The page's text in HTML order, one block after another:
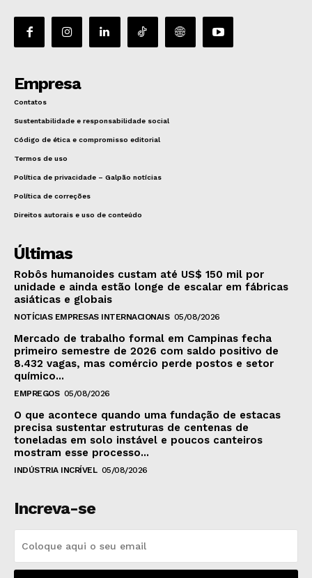
Empresa
Contatos
Sustentabilidade e responsabilidade social
Código de ética e compromisso editorial
Termos de uso
Política de privacidade – Galpão notícias
Política de correções
Direitos autorais e uso de conteúdo
Últimas
Robôs humanoides custam até US$ 150 mil por
unidade e ainda estão longe de escalar em fábricas
asiáticas e globais
NOTÍCIAS EMPRESAS INTERNACIONAIS 05/08/2026
Mercado de trabalho formal em Campinas fecha
primeiro semestre de 2026 com saldo positivo de
8.432 vagas, mas comércio perde postos e setor
químico...
EMPREGOS 05/08/2026
O que acontece quando uma fundação de estacas
precisa sustentar estruturas de centenas de
toneladas em solo instável e poucos canteiros
mostram esse processo...
INDÚSTRIA INCRÍVEL 05/08/2026
Increva-se